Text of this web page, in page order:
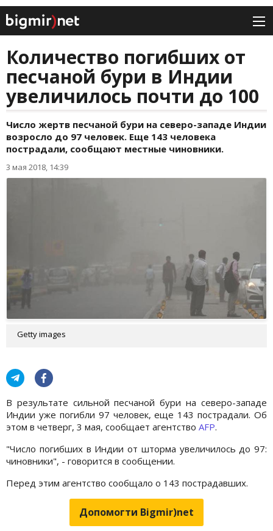
Количество погибших от
песчаной бури в Индии
увеличилось почти до 100
Число жертв песчаной бури на северо-западе Индии
возросло до 97 человек. Еще 143 человека
пострадали, сообщают местные чиновники.
3 мая 2018, 14:39
Getty images
В результате сильной песчаной бури на северо-западе
Индии уже погибли 97 человек, еще 143 пострадали. Об
этом в четверг, 3 мая, сообщает агентство AFP.
"Число погибших в Индии от шторма увеличилось до 97:
чиновники", - говорится в сообщении.
Перед этим агентство сообщало о 143 пострадавших.
Допомогти Bigmir)net